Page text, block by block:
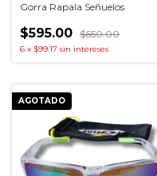
Gorra Rapala Señuelos
$595.00 $650.00
6 x $99.17 sin intereses
AGOTADO